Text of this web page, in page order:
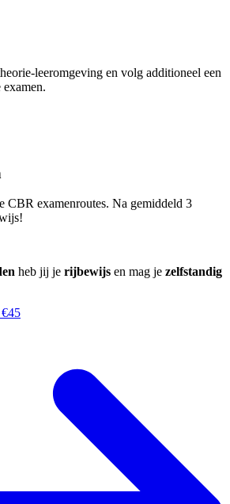
leeromgeving en volg additioneel een
examen.
CBR examenroutes. Na gemiddeld 3
heb jij je rijbewijs en mag je zelfstandig